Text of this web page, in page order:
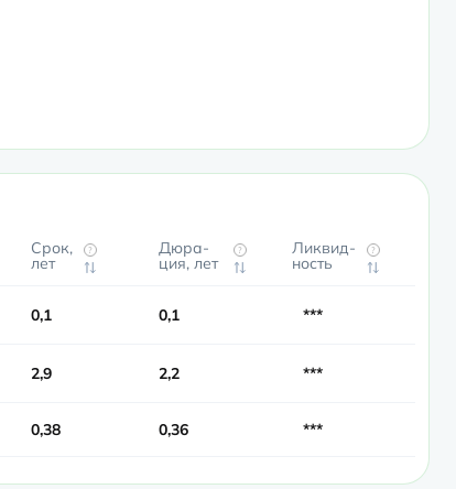
Срок,
лет
? Дюра­
ция, лет
? Ликвид­
ность
?
0,1 0,1 ***
2,9 2,2 ***
0,38 0,36 ***